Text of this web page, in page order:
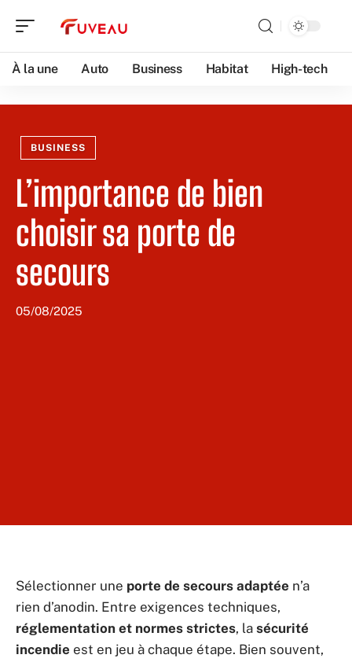
À la une Auto Business Habitat High-tech
BUSINESS
L’importance de bien
choisir sa porte de
secours
05/08/2025
Sélectionner une porte de secours adaptée n’a
rien d’anodin. Entre exigences techniques,
réglementation et normes strictes, la sécurité
incendie est en jeu à chaque étape. Bien souvent,